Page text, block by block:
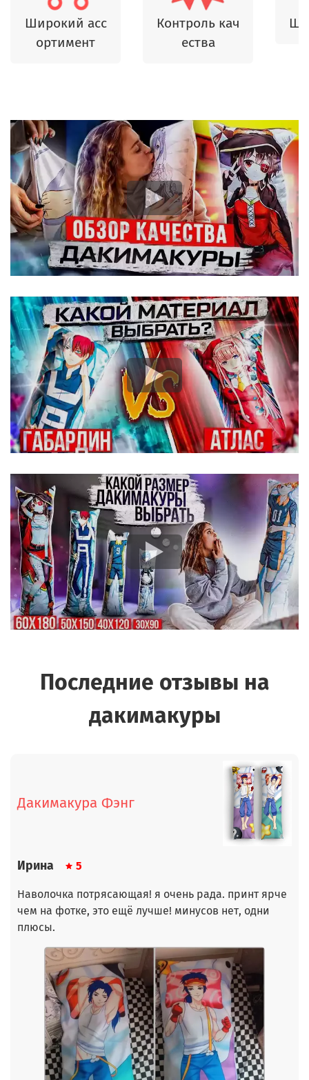
Широкий асс
ортимент
Контроль кач
ества
Последние отзывы на
дакимакуры
Дакимакура Фэнг
Ирина 5
Наволочка потрясающая! я очень рада. принт ярче
чем на фотке, это ещё лучше! минусов нет, одни
плюсы.